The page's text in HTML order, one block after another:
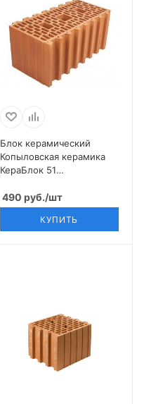
Блок керамический
Копыловская керамика
КераБлок 51
490 руб./шт
КУПИТЬ